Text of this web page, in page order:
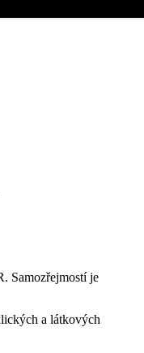
Samozřejmostí je
a látkových